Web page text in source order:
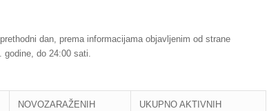
dan, prema informacijama objavljenim od strane
godine, do 24:00 sati.
NOVOZARAŽENIH UKUPNO AKTIVNIH